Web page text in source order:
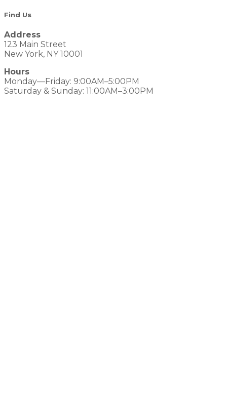
Find Us
Address
123 Main Street
New York, NY 10001
Hours
Monday—Friday: 9:00AM–5:00PM
Saturday & Sunday: 11:00AM–3:00PM